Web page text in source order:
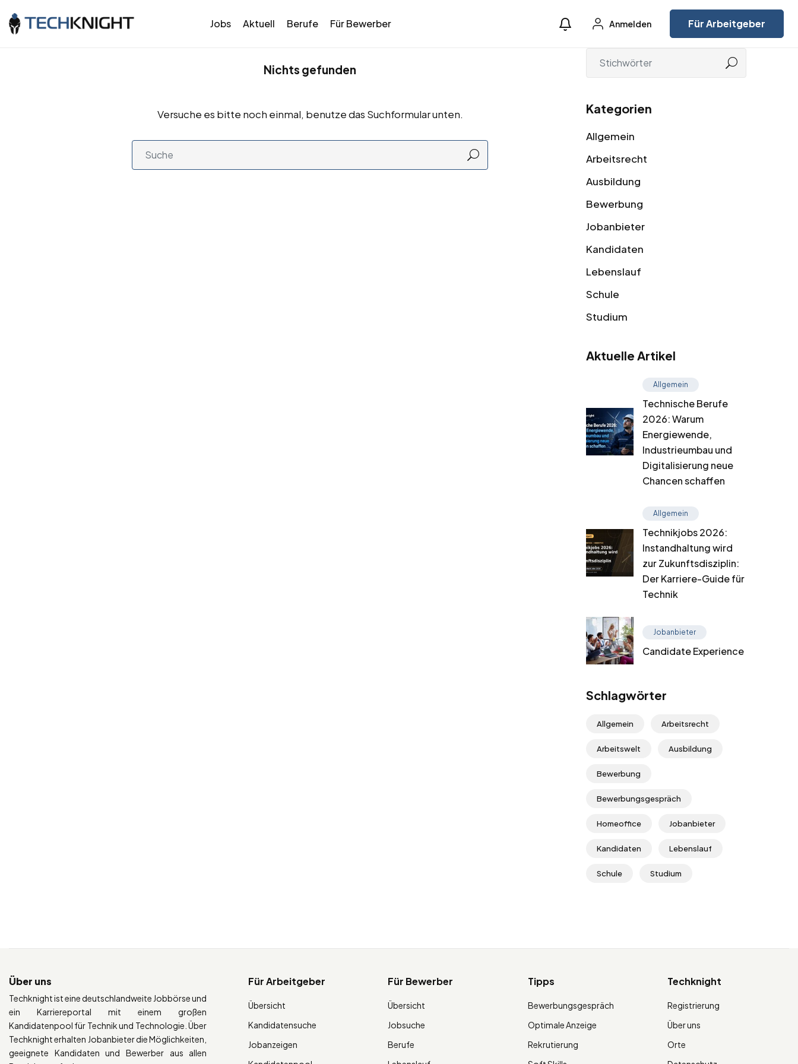
Jobs Aktuell Berufe Für Bewerber Anmelden Für Arbeitgeber
Nichts gefunden
Versuche es bitte noch einmal, benutze das Suchformular unten. Kategorien
Allgemein
Arbeitsrecht
Ausbildung
Bewerbung
Jobanbieter
Kandidaten
Lebenslauf
Schule
Studium
Aktuelle Artikel
Allgemein
Technische Berufe
2026: Warum
Energiewende,
Industrieumbau und
Digitalisierung neue
Chancen schaffen
Allgemein
Technikjobs 2026:
Instandhaltung wird
zur Zukunftsdisziplin:
Der Karriere-Guide für
Technik
Jobanbieter
Candidate Experience
Schlagwörter
Allgemein Arbeitsrecht
Arbeitswelt Ausbildung
Bewerbung
Bewerbungsgespräch
Homeoffice Jobanbieter
Kandidaten Lebenslauf
Schule Studium
Über uns
Techknight ist eine deutschlandweite Jobbörse und
ein Karriereportal mit einem großen
Kandidatenpool für Technik und Technologie. Über
Techknight erhalten Jobanbieter die Möglichkeiten,
geeignete Kandidaten und Bewerber aus allen
Für Arbeitgeber
Übersicht
Kandidatensuche
Jobanzeigen
Für Bewerber
Übersicht
Jobsuche
Berufe
Tipps
Bewerbungsgespräch
Optimale Anzeige
Rekrutierung
Techknight
Registrierung
Über uns
Orte